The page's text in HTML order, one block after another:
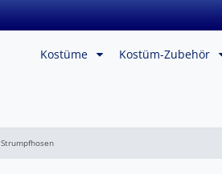
Kostüme Kostüm-Zubehör
Strumpfhosen